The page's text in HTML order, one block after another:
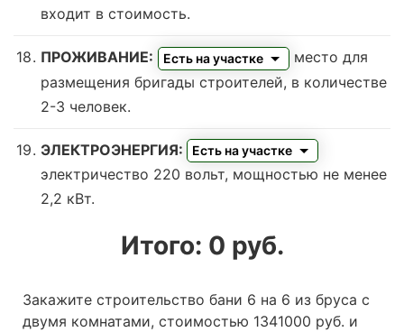
входит в стоимость.
ПРОЖИВАНИЕ: Есть на участке
место для
размещения бригады строителей, в количестве
2-3 человек.
ЭЛЕКТРОЭНЕРГИЯ: Есть на участке
электричество 220 вольт, мощностью не менее
2,2 кВт.
Итого: 0 руб.
Закажите строительство бани 6 на 6 из бруса с
двумя комнатами, стоимостью 1341000 руб. и